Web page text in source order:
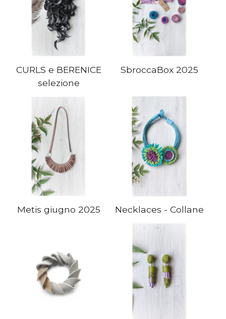
CURLS e BERENICE
selezione
SbroccaBox 2025
Metis giugno 2025 Necklaces - Collane